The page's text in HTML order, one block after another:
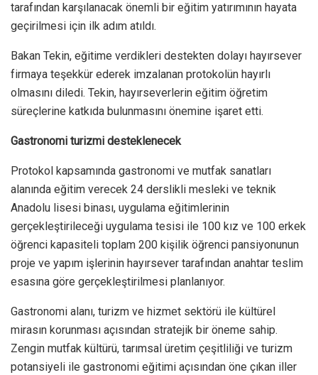
tarafından karşılanacak önemli bir eğitim yatırımının hayata
geçirilmesi için ilk adım atıldı.
Bakan Tekin, eğitime verdikleri destekten dolayı hayırsever
firmaya teşekkür ederek imzalanan protokolün hayırlı
olmasını diledi. Tekin, hayırseverlerin eğitim öğretim
süreçlerine katkıda bulunmasını önemine işaret etti.
Gastronomi turizmi desteklenecek
Protokol kapsamında gastronomi ve mutfak sanatları
alanında eğitim verecek 24 derslikli mesleki ve teknik
Anadolu lisesi binası, uygulama eğitimlerinin
gerçekleştirileceği uygulama tesisi ile 100 kız ve 100 erkek
öğrenci kapasiteli toplam 200 kişilik öğrenci pansiyonunun
proje ve yapım işlerinin hayırsever tarafından anahtar teslim
esasına göre gerçekleştirilmesi planlanıyor.
Gastronomi alanı, turizm ve hizmet sektörü ile kültürel
mirasın korunması açısından stratejik bir öneme sahip.
Zengin mutfak kültürü, tarımsal üretim çeşitliliği ve turizm
potansiyeli ile gastronomi eğitimi açısından öne çıkan iller